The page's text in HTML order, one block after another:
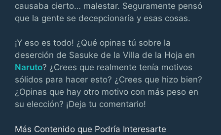
causaba cierto… malestar. Seguramente pensó
que la gente se decepcionaría y esas cosas.
¡Y eso es todo! ¿Qué opinas tú sobre la
deserción de Sasuke de la Villa de la Hoja en
Naruto? ¿Crees que realmente tenía motivos
sólidos para hacer esto? ¿Crees que hizo bien?
¿Opinas que hay otro motivo con más peso en
su elección? ¡Deja tu comentario!
Más Contenido que Podría Interesarte